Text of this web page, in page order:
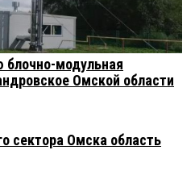
блочно-модульная
Омской области
сектора Омска область